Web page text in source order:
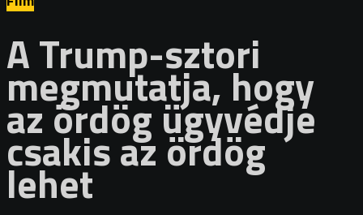
A Trump-sztori
megmutatja, hogy
az ördög ügyvédje
csakis az ördög
lehet